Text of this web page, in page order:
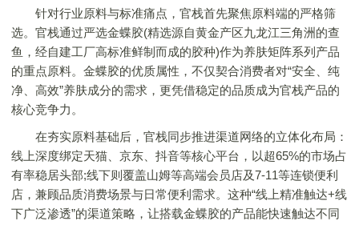
针对行业原料与标准痛点，官栈首先聚焦原料端的严格筛
选。官栈通过严选金蝶胶(精选源自黄金产区九龙江三角洲的查
鱼，经自建工厂高标准鲜制而成的胶种)作为养肤矩阵系列产品
的重点原料。金蝶胶的优质属性，不仅契合消费者对“安全、纯
净、高效”养肤成分的需求，更凭借稳定的品质成为官栈产品的
核心竞争力。
在夯实原料基础后，官栈同步推进渠道网络的立体化布局：
线上深度绑定天猫、京东、抖音等核心平台，以超65%的市场占
有率稳居头部;线下则覆盖山姆等高端会员店及7-11等连锁便利
店，兼顾品质消费场景与日常便利需求。这种“线上精准触达+线
下广泛渗透”的渠道策略，让搭载金蝶胶的产品能快速触达不同